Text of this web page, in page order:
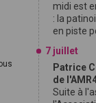
midi est
: la
en piste
7 juillet
Patrice
de
Suite à